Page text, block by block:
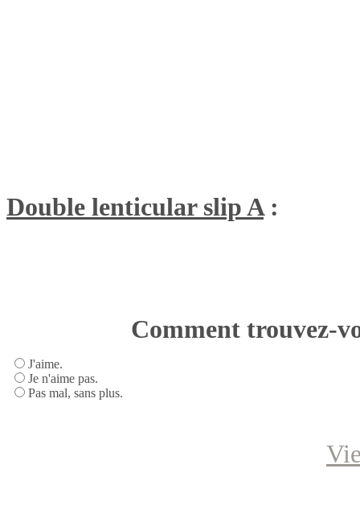
Double lenticular slip A:
Comment trouvez-
J'aime.
Je n'aime pas.
Pas mal, sans plus.